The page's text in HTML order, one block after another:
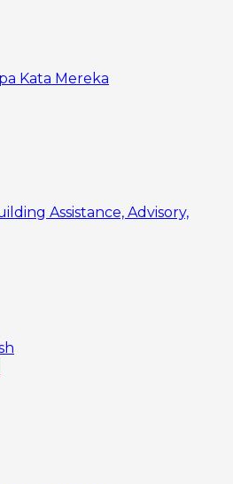
Kata Mereka
Assistance, Advisory,